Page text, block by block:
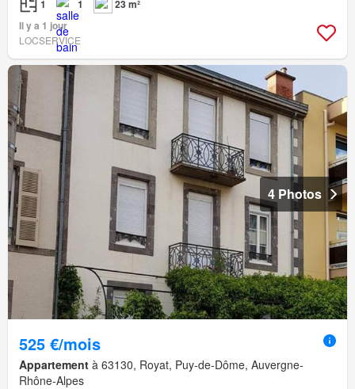
1 1
23 m²
Il y a 1 jour
LOCSERVICE
4 Photos
525 €/mois
Appartement à 63130, Royat, Puy-de-Dôme, Auvergne-
Rhône-Alpes